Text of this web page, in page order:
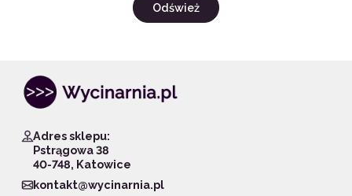
Odśwież
Adres sklepu:
Pstrągowa 38
40-748, Katowice
kontakt@wycinarnia.pl